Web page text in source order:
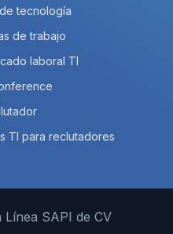
tecnología
de trabajo
laboral TI
TI para reclutadores
SAPI de CV